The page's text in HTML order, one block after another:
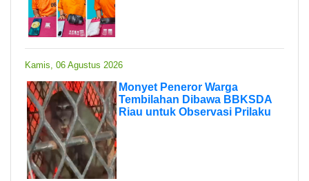
Kamis, 06 Agustus 2026
Monyet Peneror Warga
Tembilahan Dibawa BBKSDA
Riau untuk Observasi Prilaku